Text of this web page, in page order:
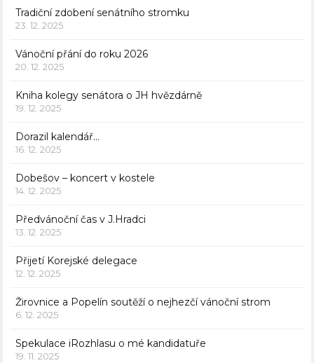
Tradiční zdobení senátního stromku
23. 12. 2025
Vánoční přání do roku 2026
20. 12. 2025
Kniha kolegy senátora o JH hvězdárně
19. 12. 2025
Dorazil kalendář…
16. 12. 2025
Dobešov – koncert v kostele
14. 12. 2025
Předvánoční čas v J.Hradci
13. 12. 2025
Přijetí Korejské delegace
12. 12. 2025
Žirovnice a Popelín soutěží o nejhezčí vánoční strom
6. 12. 2025
Spekulace iRozhlasu o mé kandidatuře
19. 11. 2025